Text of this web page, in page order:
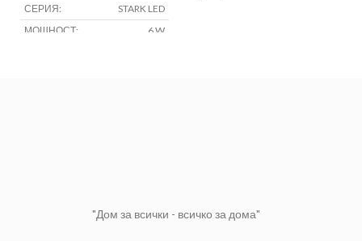
СЕРИЯ:
STARK LED
МОЩНОСТ:
6 W
"Дом за всички - всичко за дома"